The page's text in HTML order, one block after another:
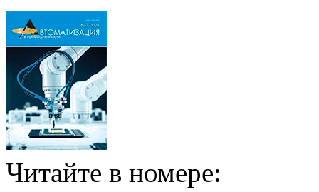
Читайте в номере: